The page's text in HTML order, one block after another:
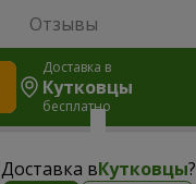
Отзывы
Доставка в
Кутковцы
бесплатно
Доставка вКутковцы?